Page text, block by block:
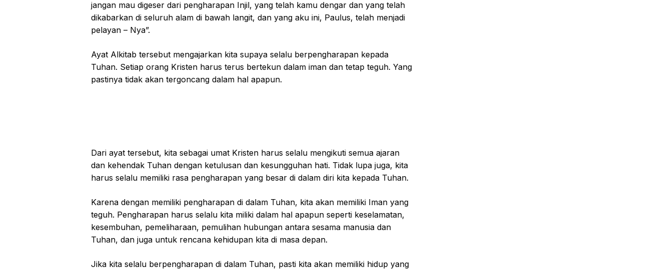
jangan mau digeser dari pengharapan Injil, yang telah kamu dengar dan yang telah
dikabarkan di seluruh alam di bawah langit, dan yang aku ini, Paulus, telah menjadi
pelayan – Nya”.
Ayat Alkitab tersebut mengajarkan kita supaya selalu berpengharapan kepada
Tuhan. Setiap orang Kristen harus terus bertekun dalam iman dan tetap teguh. Yang
pastinya tidak akan tergoncang dalam hal apapun.
Dari ayat tersebut, kita sebagai umat Kristen harus selalu mengikuti semua ajaran
dan kehendak Tuhan dengan ketulusan dan kesungguhan hati. Tidak lupa juga, kita
harus selalu memiliki rasa pengharapan yang besar di dalam diri kita kepada Tuhan.
Karena dengan memiliki pengharapan di dalam Tuhan, kita akan memiliki Iman yang
teguh. Pengharapan harus selalu kita miliki dalam hal apapun seperti keselamatan,
kesembuhan, pemeliharaan, pemulihan hubungan antara sesama manusia dan
Tuhan, dan juga untuk rencana kehidupan kita di masa depan.
Jika kita selalu berpengharapan di dalam Tuhan, pasti kita akan memiliki hidup yang